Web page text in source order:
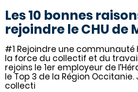
Les 10 bonnes
rejoindre le CHU de
#1 Rejoindre une
la force du collectif et du
rejoins le 1er employeur de
le Top 3 de la Région Occitanie.
collecti